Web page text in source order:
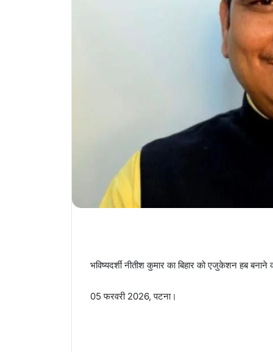
भविष्यदर्शी नीतीश कुमार का बिहार को एजुकेशन हब
05 फरवरी 2026, पटना।